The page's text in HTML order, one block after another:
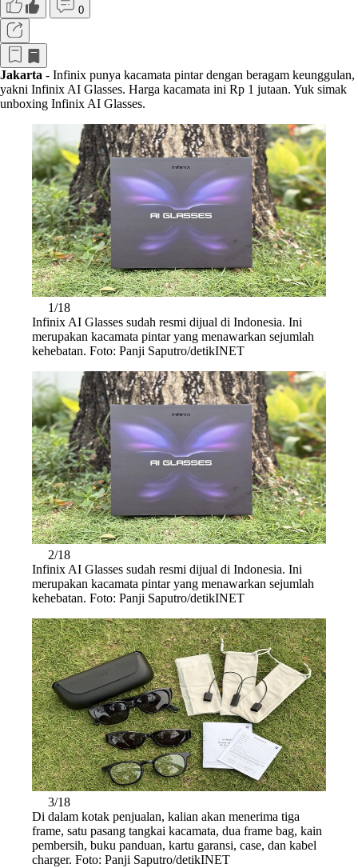
0
Jakarta - Infinix punya kacamata pintar dengan beragam keunggulan,
yakni Infinix AI Glasses. Harga kacamata ini Rp 1 jutaan. Yuk simak
unboxing Infinix AI Glasses.
1/18
Infinix AI Glasses sudah resmi dijual di Indonesia. Ini
merupakan kacamata pintar yang menawarkan sejumlah
kehebatan. Foto: Panji Saputro/detikINET
2/18
Infinix AI Glasses sudah resmi dijual di Indonesia. Ini
merupakan kacamata pintar yang menawarkan sejumlah
kehebatan. Foto: Panji Saputro/detikINET
3/18
Di dalam kotak penjualan, kalian akan menerima tiga
frame, satu pasang tangkai kacamata, dua frame bag, kain
pembersih, buku panduan, kartu garansi, case, dan kabel
charger. Foto: Panji Saputro/detikINET